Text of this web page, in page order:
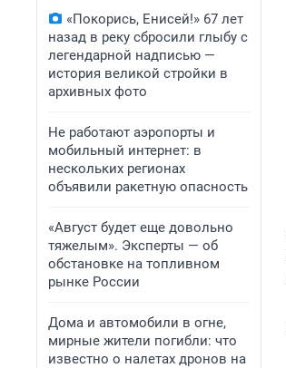
«Покорись, Енисей!» 67 лет
назад в реку сбросили глыбу с
легендарной надписью —
история великой стройки в
архивных фото
Не работают аэропорты и
мобильный интернет: в
нескольких регионах
объявили ракетную опасность
«Август будет еще довольно
тяжелым». Эксперты — об
обстановке на топливном
рынке России
Дома и автомобили в огне,
мирные жители погибли: что
известно о налетах дронов на